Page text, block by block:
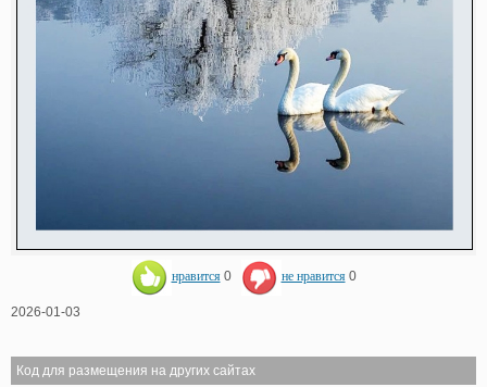
нравится 0 не нравится 0
2026-01-03
Код для размещения на других сайтах